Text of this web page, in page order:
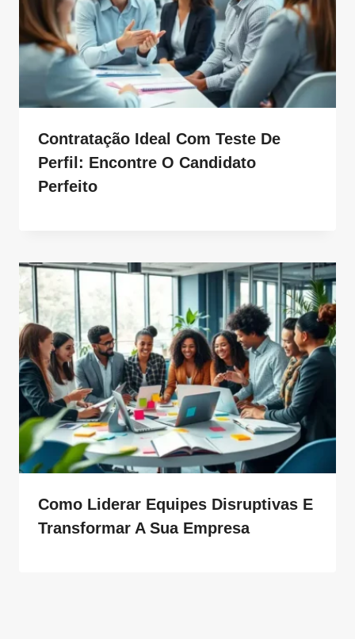
Contratação Ideal Com Teste De
Perfil: Encontre O Candidato
Perfeito
Como Liderar Equipes Disruptivas E
Transformar A Sua Empresa